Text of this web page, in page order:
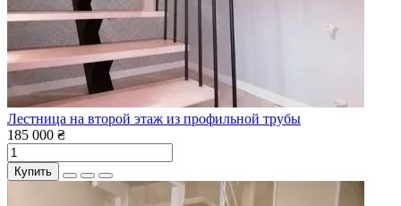
Лестница на второй этаж из профильной трубы
185 000 ₴
Купить